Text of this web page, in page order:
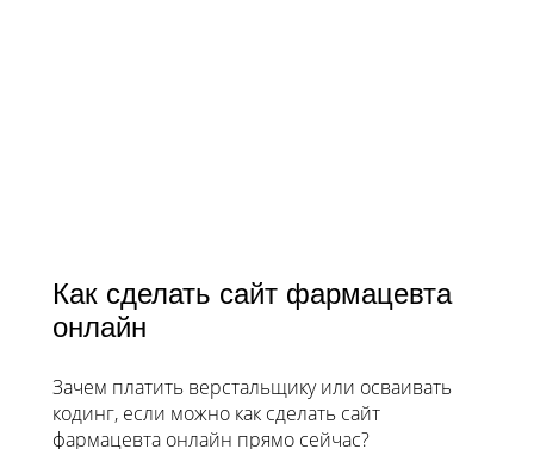
Как сделать сайт фармацевта
онлайн
Зачем платить верстальщику или осваивать
кодинг, если можно как сделать сайт
фармацевта онлайн прямо сейчас?